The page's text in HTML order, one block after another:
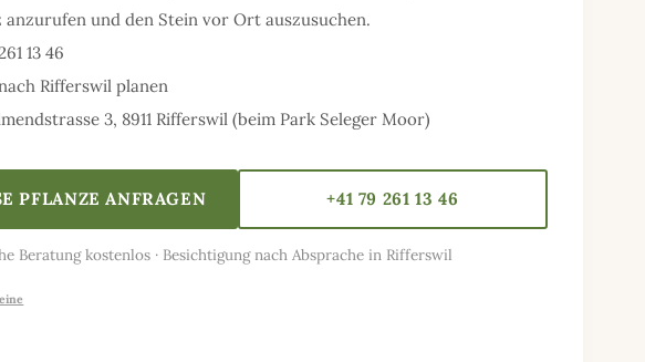
anzurufen und den Stein vor Ort auszusuchen.
13 46
Rifferswil planen
3, 8911 Rifferswil (beim Park Seleger Moor)
PFLANZE ANFRAGEN +41 79 261 13 46
Beratung kostenlos · Besichtigung nach Absprache in Rifferswil